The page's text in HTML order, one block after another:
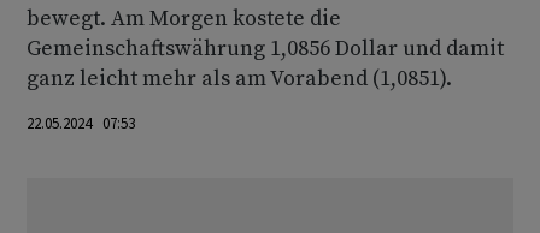
bewegt. Am Morgen kostete die
Gemeinschaftswährung 1,0856 Dollar und damit
ganz leicht mehr als am Vorabend (1,0851).
22.05.2024 07:53